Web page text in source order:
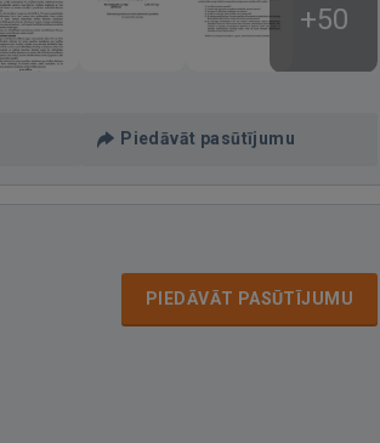
+50
Piedāvāt pasūtījumu
PIEDĀVĀT PASŪTĪJUMU